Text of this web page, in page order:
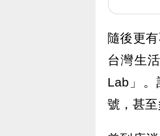
隨後更
台灣生
Lab」。
號，甚